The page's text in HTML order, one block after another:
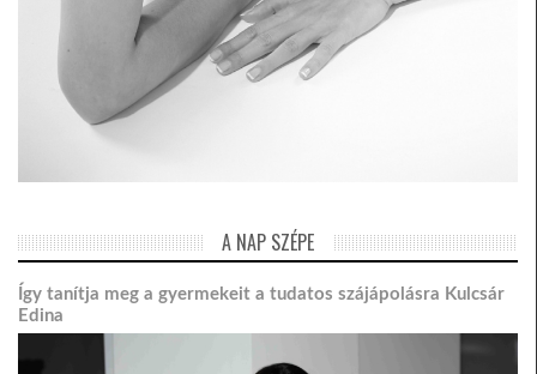
A NAP SZÉPE
Így tanítja meg a gyermekeit a tudatos szájápolásra Kulcsár
Edina